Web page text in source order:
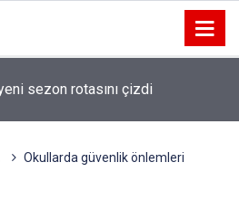
sezon rotasını çizdi
Okullarda güvenlik önlemleri